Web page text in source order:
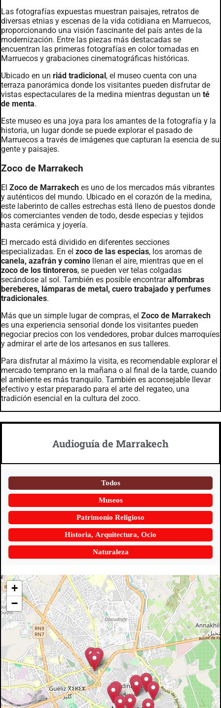
Las fotografías expuestas muestran paisajes, retratos de
diversas etnias y escenas de la vida cotidiana en Marruecos,
proporcionando una visión fascinante del país antes de la
modernización. Entre las piezas más destacadas se
encuentran las primeras fotografías en color tomadas en
Marruecos y grabaciones cinematográficas históricas.
Ubicado en un riád tradicional, el museo cuenta con una
terraza panorámica donde los visitantes pueden disfrutar de
vistas espectaculares de la medina mientras degustan un té
de menta.
Este museo es una joya para los amantes de la fotografía y la
historia, un lugar donde se puede explorar el pasado de
Marruecos a través de imágenes que capturan la esencia de su
gente y paisajes.
Zoco de Marrakech
El Zoco de Marrakech es uno de los mercados más vibrantes
y auténticos del mundo. Ubicado en el corazón de la medina,
este laberinto de calles estrechas está lleno de puestos donde
los comerciantes venden de todo, desde especias y tejidos
hasta cerámica y joyería.
El mercado está dividido en diferentes secciones
especializadas. En el zoco de las especias, los aromas de
canela, azafrán y comino llenan el aire, mientras que en el
zoco de los tintoreros, se pueden ver telas colgadas
secándose al sol. También es posible encontraralfombras
bereberes, lámparas de metal, cuero trabajado y perfumes
tradicionales.
Más que un simple lugar de compras, el Zoco de Marrakech
es una experiencia sensorial donde los visitantes pueden
negociar precios con los vendedores, probar dulces marroquíes
y admirar el arte de los artesanos en sus talleres.
Para disfrutar al máximo la visita, es recomendable explorar el
mercado temprano en la mañana o al final de la tarde, cuando
el ambiente es más tranquilo. También es aconsejable llevar
efectivo y estar preparado para el arte del regateo, una
tradición esencial en la cultura del zoco.
Audioguía de Marrakech
Todos
Museos
Patrimonio Religioso
Historia, Arquitectura, Ocio
Naturaleza
+
−